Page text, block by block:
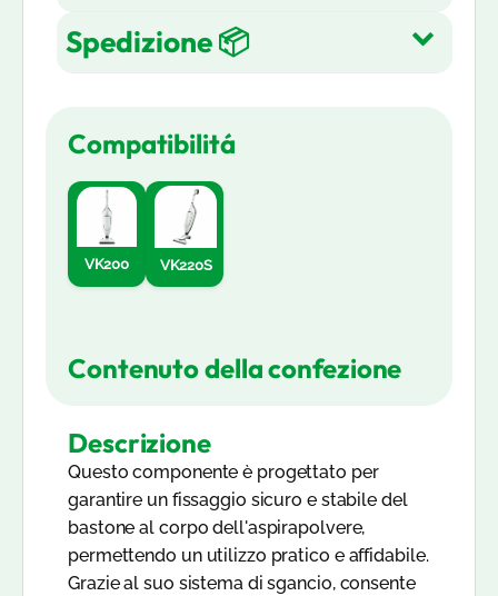
Reso gratuito entro 14 giorni
Spedizione 📦
ordini in 3-5 giorni lavorativi
Compatibilitá
VK200 VK220S
Contenuto della confezione
Descrizione
Questo componente è progettato per
garantire un fissaggio sicuro e stabile del
bastone al corpo dell'aspirapolvere,
permettendo un utilizzo pratico e affidabile.
Grazie al suo sistema di sgancio, consente